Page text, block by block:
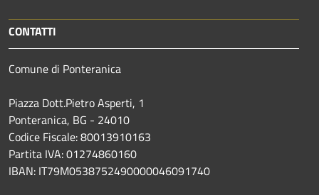
CONTATTI
Comune di Ponteranica
Piazza Dott.Pietro Asperti, 1
Ponteranica, BG - 24010
Codice Fiscale: 80013910163
Partita IVA: 01274860160
IBAN: IT79M0538752490000046091740